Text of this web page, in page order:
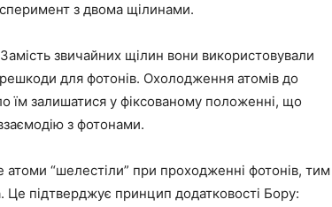
з двома щілинами.
звичайних щілин вони використовували
для фотонів. Охолодження атомів до
їм залишатися у фіксованому положенні, що
з фотонами.
“шелестіли” при проходженні фотонів, тим
Це підтверджує принцип додатковості Бору: